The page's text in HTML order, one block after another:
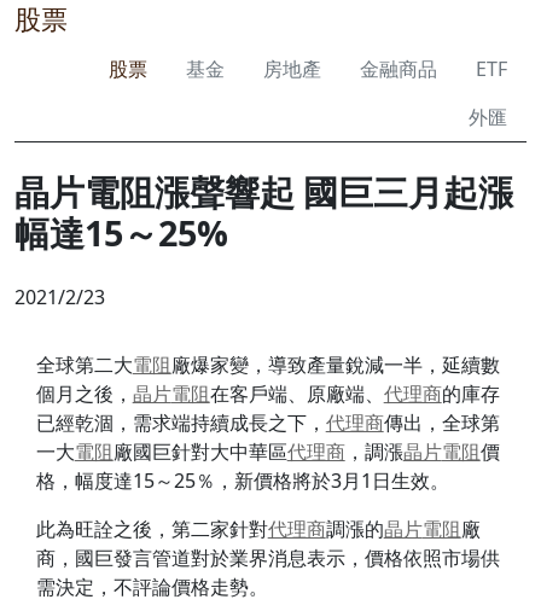
股票
股票 基金 房地產 金融商品
ETF
外匯
晶片電阻漲聲響起 國巨三月起漲
幅達15～25%
2021/2/23
全球第二大電阻廠爆家變，導致產量銳減一半，延續數
個月之後， 晶片電阻在客戶端、原廠端、 代理商的庫存
已經乾涸，需求端持續成長之下， 代理商傳出，全球第
一大電阻廠國巨針對大中華區代理商，調漲晶片電阻價
格，幅度達15～25％，新價格將於3月1日生效。
此為旺詮之後，第二家針對代理商調漲的晶片電阻廠
商，國巨發言管道對於業界消息表示，價格依照市場供
需決定，不評論價格走勢。